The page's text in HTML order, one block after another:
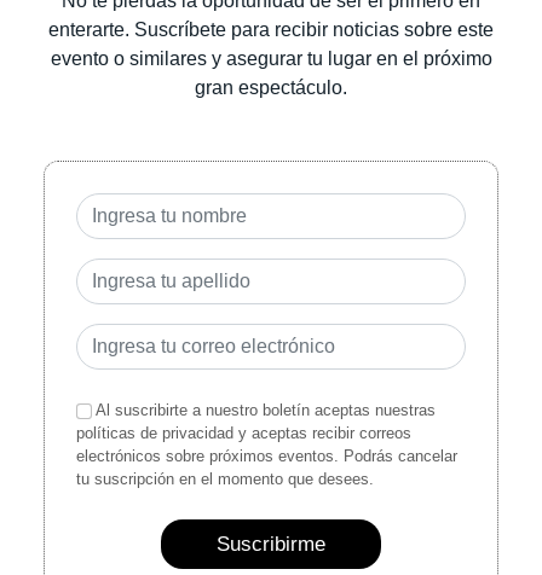
enterarte. Suscríbete para recibir noticias sobre este
evento o similares y asegurar tu lugar en el próximo
gran espectáculo.
Al suscribirte a nuestro boletín aceptas nuestras
políticas de privacidad y aceptas recibir correos
electrónicos sobre próximos eventos. Podrás cancelar
tu suscripción en el momento que desees.
Suscribirme